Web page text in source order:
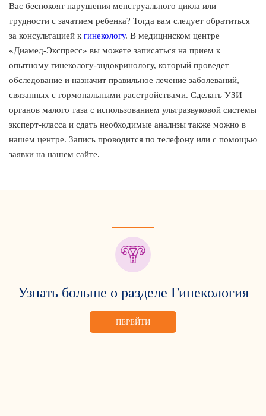
Вас беспокоят нарушения менструального цикла или
трудности с зачатием ребенка? Тогда вам следует обратиться
за консультацией к гинекологу. В медицинском центре
«Диамед-Экспресс» вы можете записаться на прием к
опытному гинекологу-эндокринологу, который проведет
обследование и назначит правильное лечение заболеваний,
связанных с гормональными расстройствами. Сделать УЗИ
органов малого таза с использованием ультразвуковой системы
эксперт-класса и сдать необходимые анализы также можно в
нашем центре. Запись проводится по телефону или с помощью
заявки на нашем сайте.
Узнать больше о разделе Гинекология
ПЕРЕЙТИ